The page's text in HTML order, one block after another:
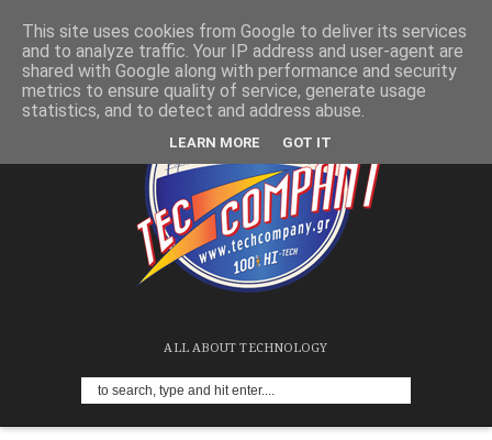
ALL ABOUT TECHNOLOGY
This site uses cookies from Google to deliver its services
and to analyze traffic. Your IP address and user-agent are
shared with Google along with performance and security
metrics to ensure quality of service, generate usage
statistics, and to detect and address abuse.
LEARN MORE GOT IT